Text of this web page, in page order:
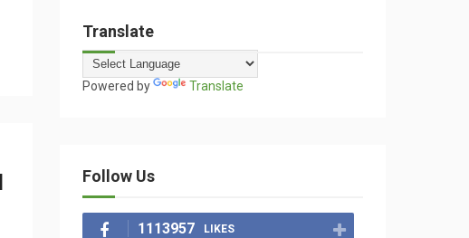
Translate
Powered by Translate
Follow Us
1113957 LIKES